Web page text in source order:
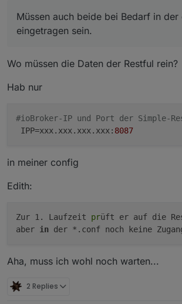
ws_updater zukünftig die Rest-
Restful parallel laufen oder muss
das erstellen von neuen
beide bei Bedarf in der conf
"Test-Spielerei", sondern als echte
bieten das an.
Müssen auch beide bei Bedarf in
eingetragen sein.
Wo müssen die Daten der Restful rein?
Hab nur
#ioBroker-IP und Port der Simple-
IPP=xxx.xxx.xxx.xxx: 8087
in meiner config
Edith:
Zur 1. Laufzeit prüft er auf die
aber in der *.conf noch keine
Aha, muss ich wohl noch warten...
2 Replies